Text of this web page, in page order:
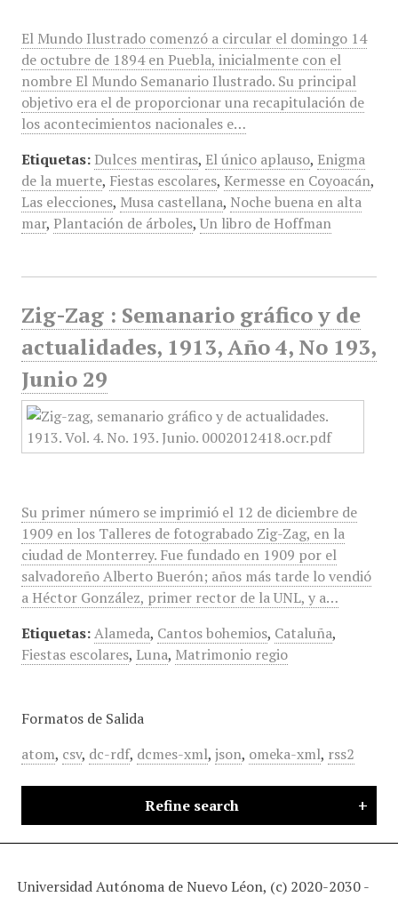
El Mundo Ilustrado comenzó a circular el domingo 14
de octubre de 1894 en Puebla, inicialmente con el
nombre El Mundo Semanario Ilustrado. Su principal
objetivo era el de proporcionar una recapitulación de
los acontecimientos nacionales e…
Etiquetas: Dulces mentiras, El único aplauso, Enigma
de la muerte, Fiestas escolares, Kermesse en Coyoacán,
Las elecciones, Musa castellana, Noche buena en alta
mar, Plantación de árboles, Un libro de Hoffman
Zig-Zag : Semanario gráfico y de
actualidades, 1913, Año 4, No 193,
Junio 29
Su primer número se imprimió el 12 de diciembre de
1909 en los Talleres de fotograbado Zig-Zag, en la
ciudad de Monterrey. Fue fundado en 1909 por el
salvadoreño Alberto Buerón; años más tarde lo vendió
a Héctor González, primer rector de la UNL, y a…
Etiquetas: Alameda, Cantos bohemios, Cataluña,
Fiestas escolares, Luna, Matrimonio regio
Formatos de Salida
atom, csv, dc-rdf, dcmes-xml, json, omeka-xml, rss2
Refine search
Universidad Autónoma de Nuevo Léon, (c) 2020-2030 -